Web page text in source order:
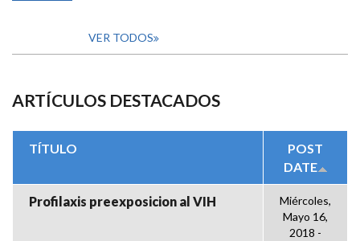
VER TODOS
ARTÍCULOS DESTACADOS
TÍTULO
POST
DATE
Profilaxis preexposicion al VIH
Miércoles,
Mayo 16,
2018 -